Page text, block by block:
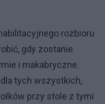
rozbioru
gdy zostanie
i makabryczne.
tych wszystkich,
przy stole z tymi